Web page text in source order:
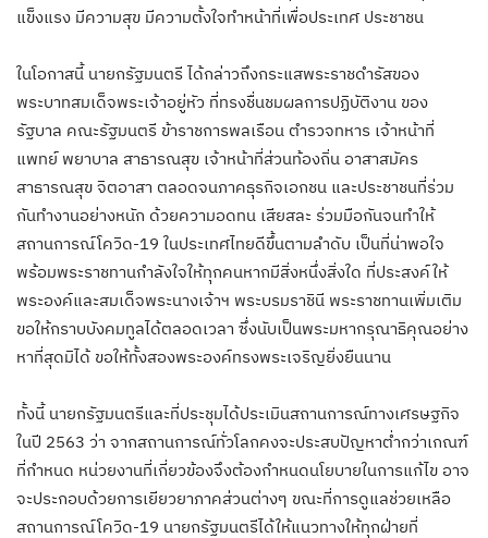
แข็งแรง มีความสุข มีความตั้งใจทำหน้าที่เพื่อประเทศ ประชาชน
ในโอกาสนี้ นายกรัฐมนตรี ได้กล่าวถึงกระแสพระราชดำรัสของ
พระบาทสมเด็จพระเจ้าอยู่หัว ที่ทรงชื่นชมผลการปฏิบัติงาน ของ
รัฐบาล คณะรัฐมนตรี ข้าราชการพลเรือน ตำรวจทหาร เจ้าหน้าที่
แพทย์ พยาบาล สาธารณสุข เจ้าหน้าที่ส่วนท้องถิ่น อาสาสมัคร
สาธารณสุข จิตอาสา ตลอดจนภาคธุรกิจเอกชน และประชาชนที่ร่วม
กันทำงานอย่างหนัก ด้วยความอดทน เสียสละ ร่วมมือกันจนทำให้
สถานการณ์โควิด-19 ในประเทศไทยดีขึ้นตามลำดับ เป็นที่น่าพอใจ
พร้อมพระราชทานกำลังใจให้ทุกคนหากมีสิ่งหนึ่งสิ่งใด ที่ประสงค์ให้
พระองค์และสมเด็จพระนางเจ้าฯ พระบรมราชินี พระราชทานเพิ่มเติม
ขอให้กราบบังคมทูลได้ตลอดเวลา ซึ่งนับเป็นพระมหากรุณาธิคุณอย่าง
หาที่สุดมิได้ ขอให้ทั้งสองพระองค์ทรงพระเจริญยิ่งยืนนาน
ทั้งนี้ นายกรัฐมนตรีและที่ประชุมได้ประเมินสถานการณ์ทางเศรษฐกิจ
ในปี 2563 ว่า จากสถานการณ์ทั่วโลกคงจะประสบปัญหาต่ำกว่าเกณฑ์
ที่กำหนด หน่วยงานที่เกี่ยวข้องจึงต้องกำหนดนโยบายในการแก้ไข อาจ
จะประกอบด้วยการเยียวยาภาคส่วนต่างๆ ขณะที่การดูแลช่วยเหลือ
สถานการณ์โควิด-19 นายกรัฐมนตรีได้ให้แนวทางให้ทุกฝ่ายที่